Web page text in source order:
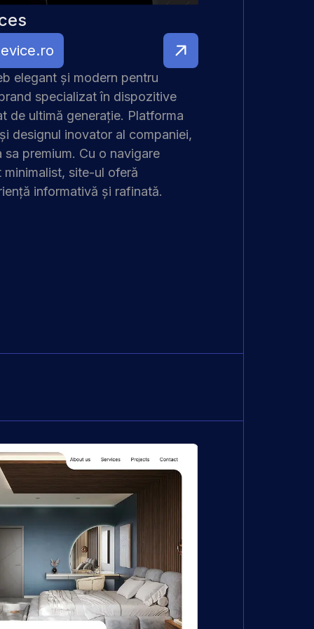
elegant și modern pentru
specializat în dispozitive
de ultimă generație. Platforma
designul inovator al companiei,
premium. Cu o navigare
site-ul oferă
informativă și rafinată.